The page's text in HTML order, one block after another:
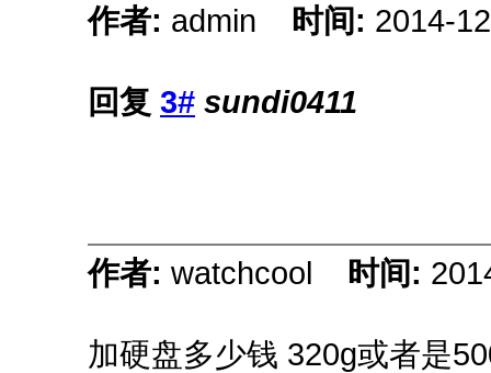
作者: admin 时间: 2014-
回复 3# sundi0411
作者: watchcool 时间:
加硬盘多少钱 320g或者是